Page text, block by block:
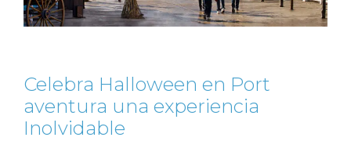
Celebra Halloween en Port
aventura una experiencia
Inolvidable